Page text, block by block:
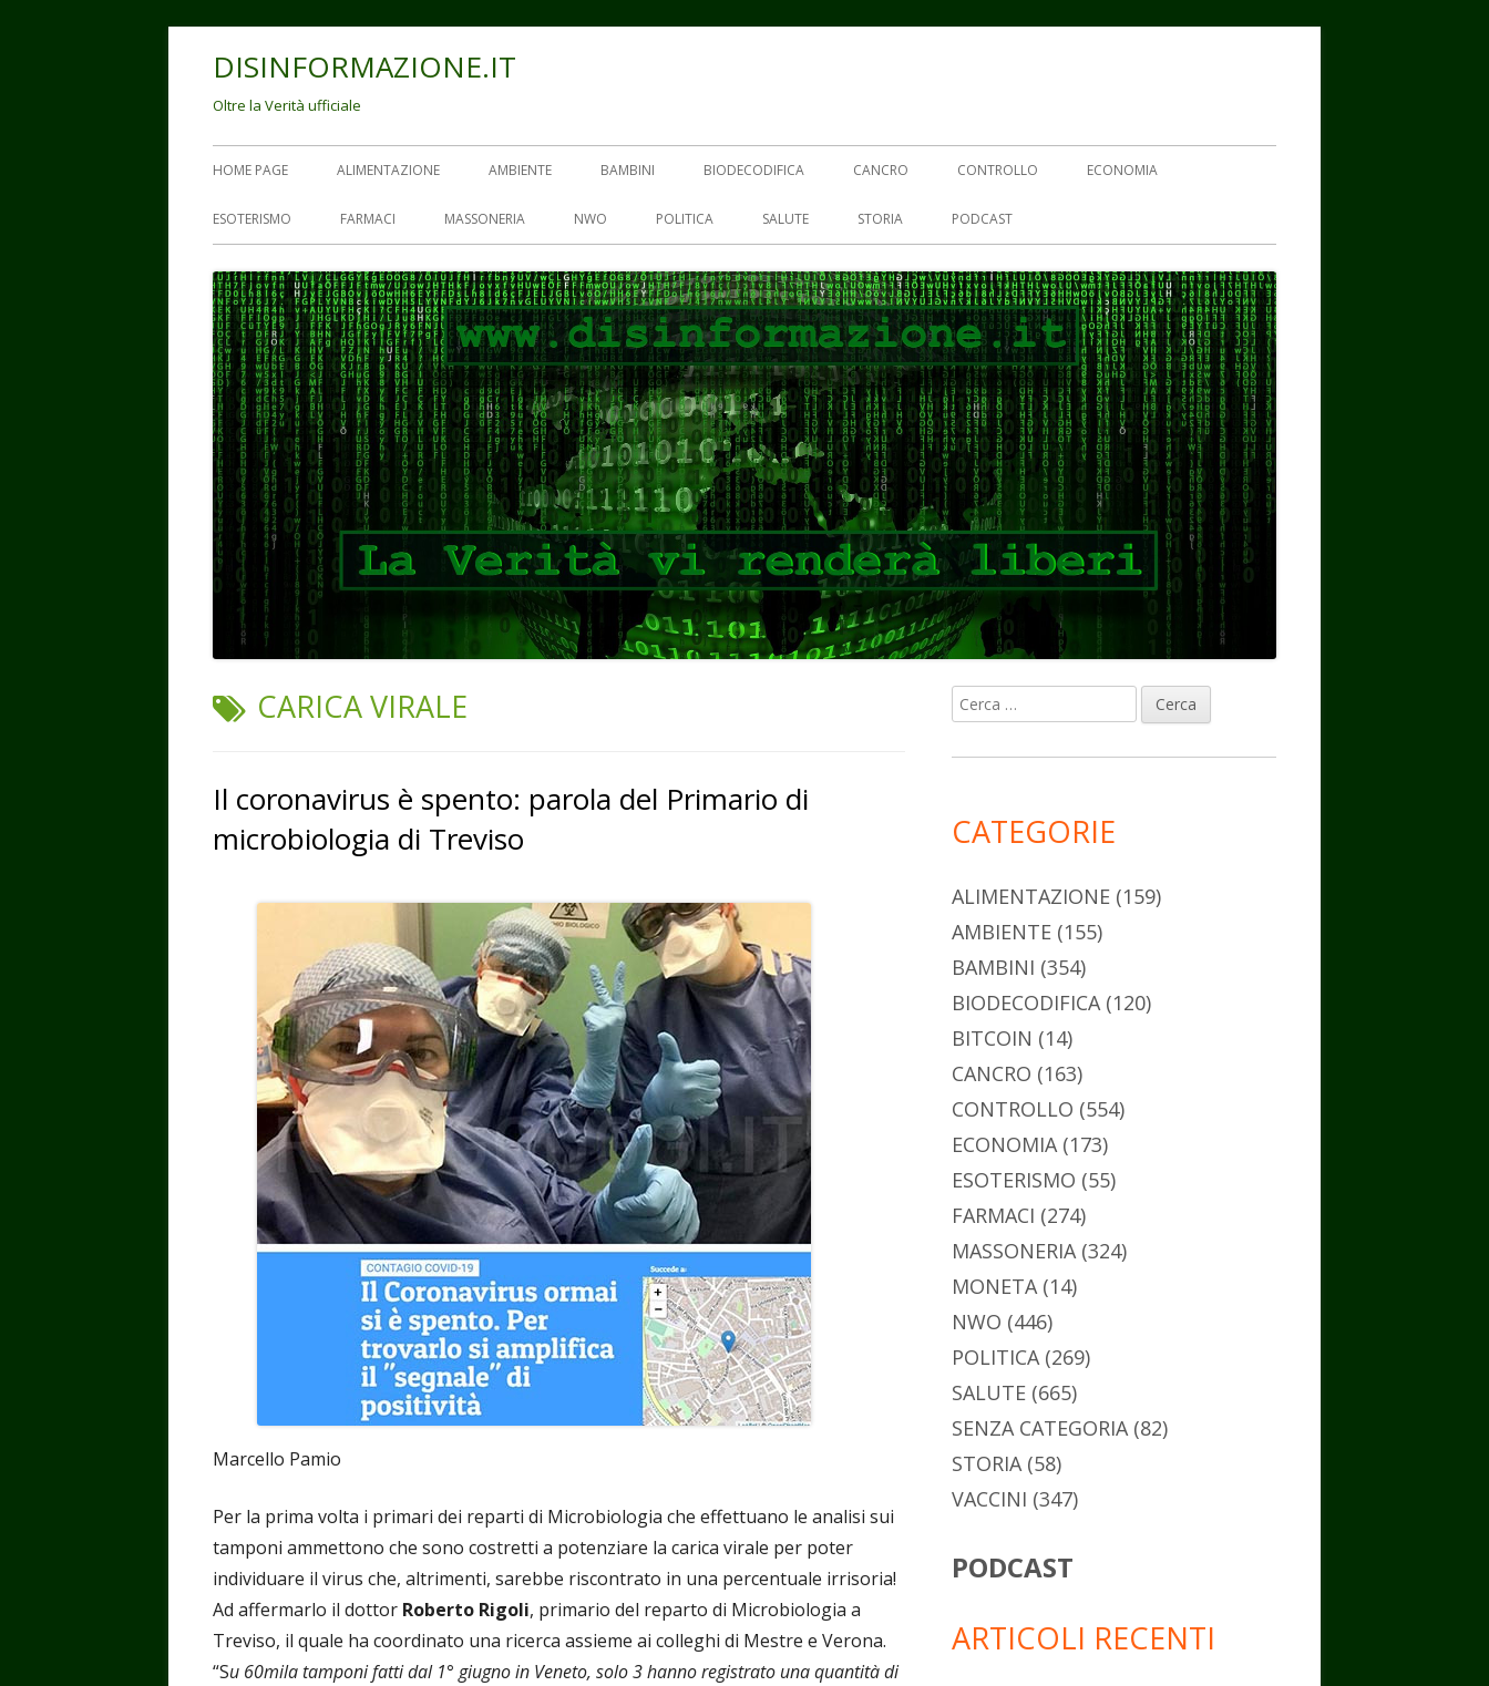
DISINFORMAZIONE.IT
Oltre la Verità ufficiale
Menu
principale
HOME PAGE ALIMENTAZIONE AMBIENTE BAMBINI BIODECODIFICA CANCRO CONTROLLO ECONOMIA
ESOTERISMO FARMACI MASSONERIA NWO POLITICA SALUTE STORIA PODCAST
TAG:
CARICA VIRALE
Il coronavirus è spento: parola del Primario di
microbiologia di Treviso
Marcello Pamio
Per la prima volta i primari dei reparti di Microbiologia che effettuano le analisi sui
tamponi ammettono che sono costretti a potenziare la carica virale per poter
individuare il virus che, altrimenti, sarebbe riscontrato in una percentuale irrisoria!
Ad affermarlo il dottor Roberto Rigoli, primario del reparto di Microbiologia a
Treviso, il quale ha coordinato una ricerca assieme ai colleghi di Mestre e Verona.
“Su 60mila tamponi fatti dal 1° giugno in Veneto, solo 3 hanno registrato una quantità di
Barra
laterale
Ricerca
per:
CATEGORIE
ALIMENTAZIONE (159)
AMBIENTE (155)
BAMBINI (354)
BIODECODIFICA(120)
BITCOIN (14)
CANCRO (163)
CONTROLLO (554)
ECONOMIA(173)
ESOTERISMO (55)
FARMACI (274)
MASSONERIA(324)
MONETA(14)
NWO (446)
POLITICA(269)
SALUTE (665)
SENZA CATEGORIA(82)
STORIA(58)
VACCINI (347)
PODCAST
ARTICOLI RECENTI